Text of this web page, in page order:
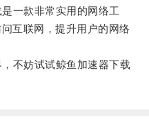
一款非常实用的网络工
互联网，提升用户的网络
不妨试试鲸鱼加速器下载